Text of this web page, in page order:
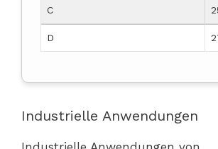
C
D
Industrielle Anwendungen